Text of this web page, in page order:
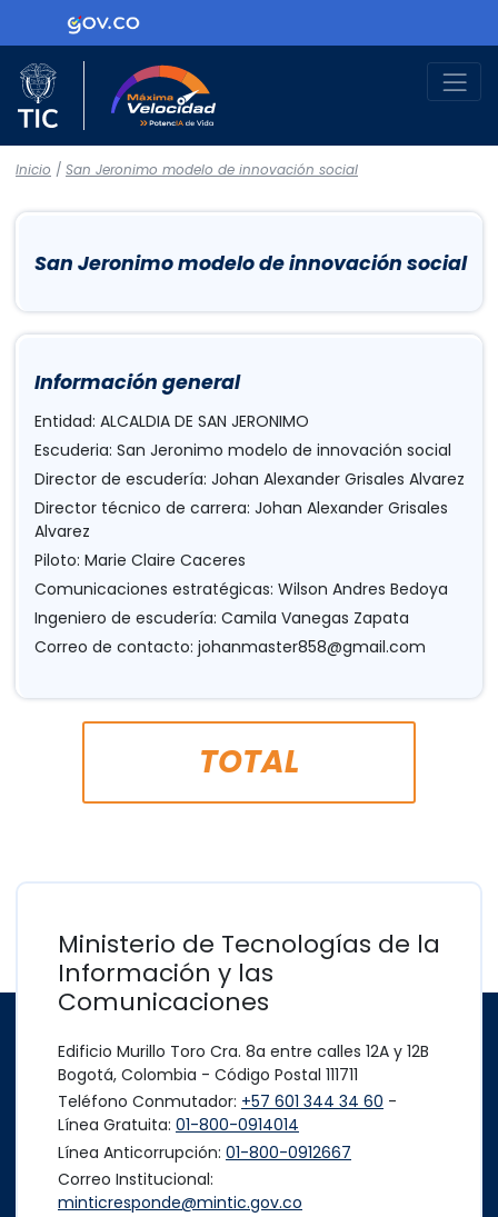
Logo Gobierno de Colombia
Logo del Ministerio TIC
Inicio / San Jeronimo modelo de innovación social
San Jeronimo modelo de innovación social
Información general
Entidad: ALCALDIA DE SAN JERONIMO
Escuderia: San Jeronimo modelo de innovación social
Director de escudería: Johan Alexander Grisales Alvarez
Director técnico de carrera: Johan Alexander Grisales
Alvarez
Piloto: Marie Claire Caceres
Comunicaciones estratégicas: Wilson Andres Bedoya
Ingeniero de escudería: Camila Vanegas Zapata
Correo de contacto: johanmaster858@gmail.com
TOTAL
Ministerio de Tecnologías de la
Información y las
Comunicaciones
Edificio Murillo Toro Cra. 8a entre calles 12A y 12B
Bogotá, Colombia - Código Postal 111711
Teléfono Conmutador: +57 601 344 34 60 -
Línea Gratuita: 01-800-0914014
Línea Anticorrupción: 01-800-0912667
Correo Institucional:
minticresponde@mintic.gov.co